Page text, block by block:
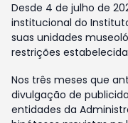
Desde 4 de julho de
institucional do
suas unidades
restrições
Nos três meses que
divulgação de
entidades da